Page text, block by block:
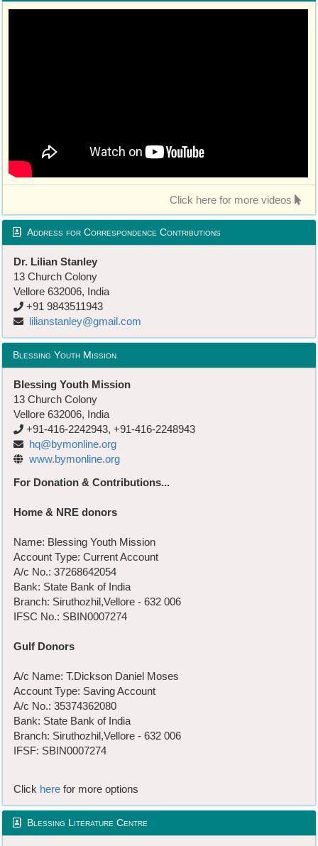
Click here for more videos
Address for Correspondence Contributions
Dr. Lilian Stanley
13 Church Colony
Vellore 632006, India
+91 9843511943
lilianstanley@gmail.com
Blessing Youth Mission
Blessing Youth Mission
13 Church Colony
Vellore 632006, India
+91-416-2242943, +91-416-2248943
hq@bymonline.org
www.bymonline.org
For Donation & Contributions...
Home & NRE donors
Name: Blessing Youth Mission
Account Type: Current Account
A/c No.: 37268642054
Bank: State Bank of India
Branch: Siruthozhil,Vellore - 632 006
IFSC No.: SBIN0007274
Gulf Donors
A/c Name: T.Dickson Daniel Moses
Account Type: Saving Account
A/c No.: 35374362080
Bank: State Bank of India
Branch: Siruthozhil,Vellore - 632 006
IFSF: SBIN0007274
Click here for more options
Blessing Literature Centre